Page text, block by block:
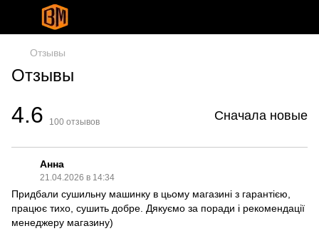
Отзывы
Отзывы
4.6 100 отзывов Сначала новые
Анна
21.04.2026 в 14:34
Придбали сушильну машинку в цьому магазині з гарантією,
працює тихо, сушить добре. Дякуємо за поради і рекомендації
менеджеру магазину)